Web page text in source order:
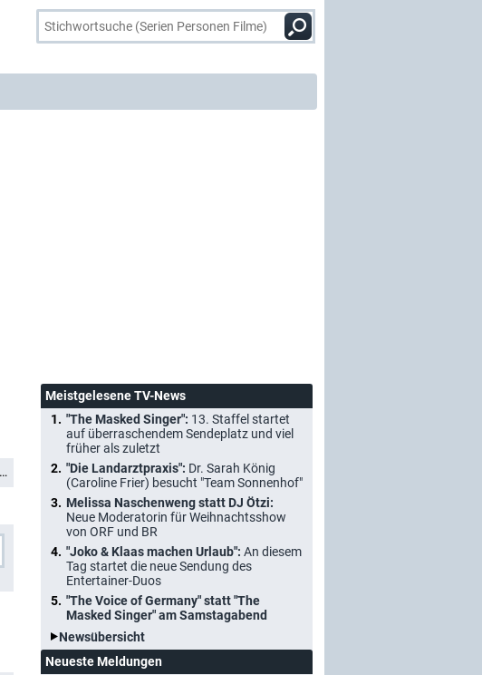
Meistgelesene TV-News
"The Masked Singer": 13. Staffel startet
auf überraschendem Sendeplatz und viel
früher als zuletzt
"Die Landarztpraxis": Dr. Sarah König
(Caroline Frier) besucht "Team Sonnenhof"
Melissa Naschenweng statt DJ Ötzi:
Neue Moderatorin für Weihnachtsshow
von ORF und BR
"Joko & Klaas machen Urlaub": An diesem
Tag startet die neue Sendung des
Entertainer-Duos
"The Voice of Germany" statt "The
Masked Singer" am Samstagabend
Newsübersicht
Neueste Meldungen